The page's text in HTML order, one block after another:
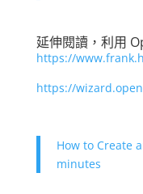
延伸閱讀，利用
https://
https://
How to Create
minutes